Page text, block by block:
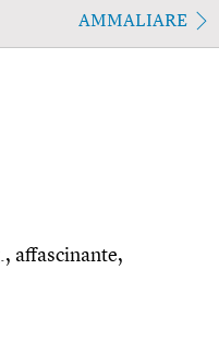
AMMALIARE
affascinante,